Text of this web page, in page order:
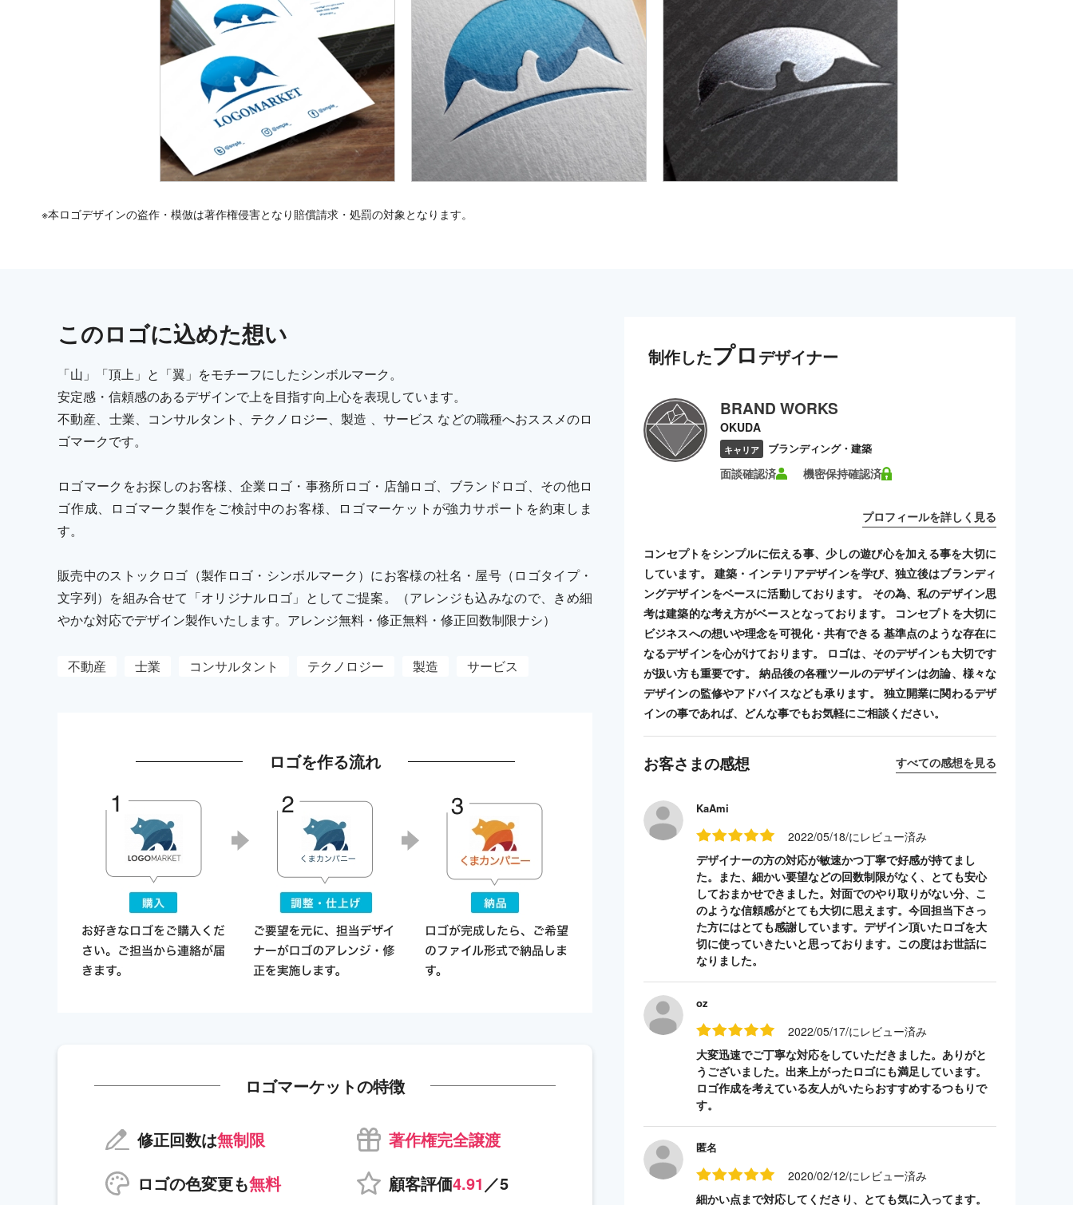
※本ロゴデザインの盗作・模倣は著作権侵害となり賠償請求・処罰の対象となります。
このロゴに込めた想い
「山」「頂上」と「翼」をモチーフにしたシンボルマーク。
安定感・信頼感のあるデザインで上を目指す向上心を表現しています。
不動産、士業、コンサルタント、テクノロジー、製造 、サービス などの職種へおススメのロ
ゴマークです。
ロゴマークをお探しのお客様、企業ロゴ・事務所ロゴ・店舗ロゴ、ブランドロゴ、その他ロ
ゴ作成、ロゴマーク製作をご検討中のお客様、ロゴマーケットが強力サポートを約束しま
す。
販売中のストックロゴ（製作ロゴ・シンボルマーク）にお客様の社名・屋号（ロゴタイプ・
文字列）を組み合せて「オリジナルロゴ」としてご提案。（アレンジも込みなので、きめ細
やかな対応でデザイン製作いたします。アレンジ無料・修正無料・修正回数制限ナシ）
不動産 士業 コンサルタント テクノロジー 製造 サービス
ロゴを作る流れ
ロゴマーケットの特徴
修正回数は無制限
著作権完全譲渡
ロゴの色変更も無料 顧客評価4.91 ／5
制作したプロ デザイナー
BRAND WORKS
OKUDA
キャリア ブランディング・建築
面談確認済 機密保持確認済
プロフィールを詳しく見る
コンセプトをシンプルに伝える事、少しの遊び心を加える事を大切に
しています。 建築・インテリアデザインを学び、独立後はブランディ
ングデザインをベースに活動しております。 その為、私のデザイン思
考は建築的な考え方がベースとなっております。 コンセプトを大切に
ビジネスへの想いや理念を可視化・共有できる 基準点のような存在に
なるデザインを心がけております。 ロゴは、そのデザインも大切です
が扱い方も重要です。 納品後の各種ツールのデザインは勿論、様々な
デザインの監修やアドバイスなども承ります。 独立開業に関わるデザ
インの事であれば、どんな事でもお気軽にご相談ください。
お客さまの感想 すべての感想を見る
KaAmi
2022/05/18/にレビュー済み
デザイナーの方の対応が敏速かつ丁寧で好感が持てまし
た。また、細かい要望などの回数制限がなく、とても安心
しておまかせできました。対面でのやり取りがない分、こ
のような信頼感がとても大切に思えます。今回担当下さっ
た方にはとても感謝しています。デザイン頂いたロゴを大
切に使っていきたいと思っております。この度はお世話に
なりました。
oz
2022/05/17/にレビュー済み
大変迅速でご丁寧な対応をしていただきました。ありがと
うございました。出来上がったロゴにも満足しています。
ロゴ作成を考えている友人がいたらおすすめするつもりで
す。
匿名
2020/02/12/にレビュー済み
細かい点まで対応してくださり、とても気に入ってます。